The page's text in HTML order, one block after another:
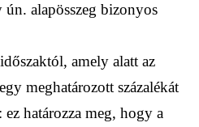
alapösszeg bizonyos
amely alatt az
meghatározott százalékát
határozza meg, hogy a